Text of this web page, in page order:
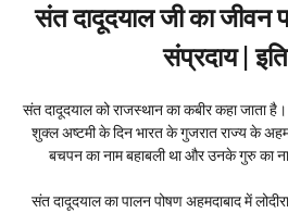
संत दादूदयाल जी का जीवन
संप्रदाय |
संत दादूदयाल को राजस्थान का कबीर कहा जाता
शुक्ल अष्टमी के दिन भारत के गुजरात राज्य के
बचपन का नाम बहाबली था और उनके गुरु का
संत दादूदयाल का पालन पोषण अहमदाबाद में